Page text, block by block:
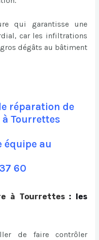
qui garantisse une
car les infiltrations
dégâts au bâtiment
réparation de
Tourrettes
équipe au
60
à Tourrettes: les
de faire contrôler